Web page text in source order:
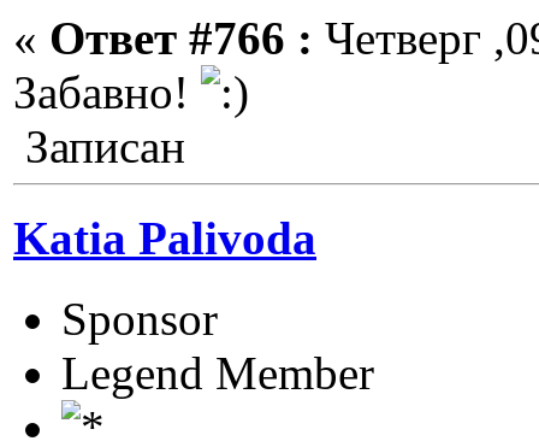
« Ответ #766 : Четверг
Забавно!
Записан
Katia Palivoda
Sponsor
Legend Member